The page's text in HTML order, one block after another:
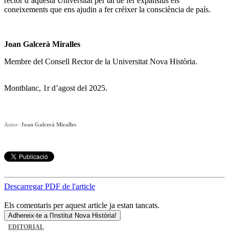
coneixements que ens ajudin a fer créixer la consciència de país.
Joan Galcerà Miralles
Membre del Consell Rector de la Universitat Nova Història.
Montblanc, 1r d’agost del 2025.
Autor: Joan Galcerà Miralles
Descarregar PDF de l'article
Els comentaris per aquest article ja estan tancats.
Adhereix-te a l'Institut Nova Història!
EDITORIAL